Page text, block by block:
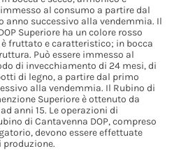
al consumo a partire dal
anno successivo alla vendemmia. Il
Superiore ha un colore rosso
fruttato e caratteristico; in bocca
Può essere immesso al
di invecchiamento di 24 mesi, di
di legno, a partire dal primo
alla vendemmia. Il Rubino di
Superiore è ottenuto da
anni 15. Le operazioni di
di Cantavenna DOP, compreso
devono essere effettuate
produzione.